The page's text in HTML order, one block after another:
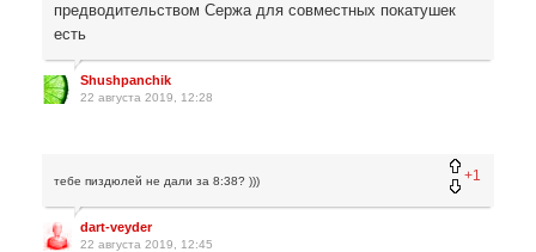
предводительством Сержа для совместных покатушек
есть
Shushpanchik
22 августа 2019, 12:28
+1
тебе пиздюлей не дали за 8:38? )))
dart-veyder
22 августа 2019, 12:45